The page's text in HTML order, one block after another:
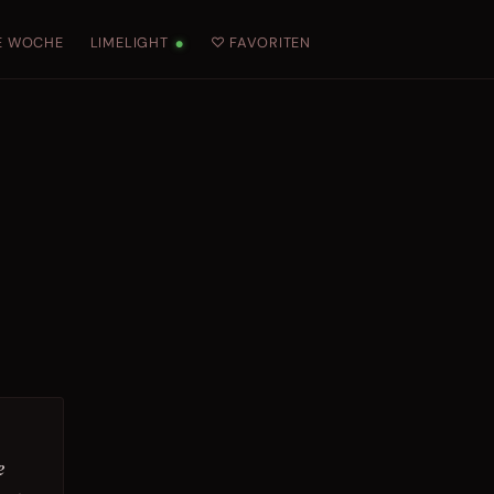
WOCHE LIMELIGHT ● ♡ FAVORITEN